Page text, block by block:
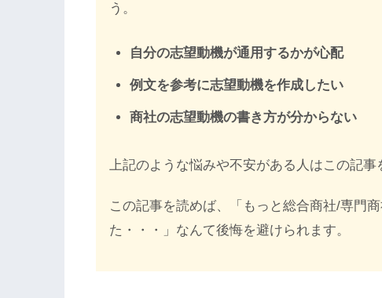
う。
自分の志望動機が通用するかが心配
例文を参考に志望動機を作成したい
商社の志望動機の書き方が分からない
上記のような悩みや不安がある人はこの記事
この記事を読めば、「もっと総合商社/専門
た・・・」なんて後悔を避けられます。